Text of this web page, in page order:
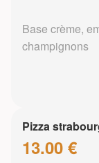
Base crème,
champignons
Pizza
13.00 €